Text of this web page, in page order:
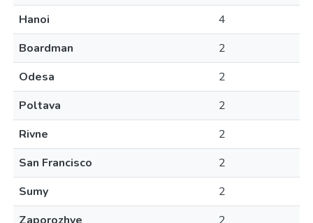
Hanoi
4
Boardman
2
Odesa
2
Poltava
2
Rivne
2
San Francisco
2
Sumy
2